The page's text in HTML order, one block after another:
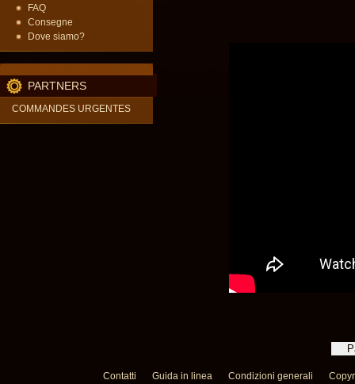
FAQ
Consegne
Dove siamo?
PARTNERS
COMMANDES URGENTES
Contatti Guida in linea Condizioni generali